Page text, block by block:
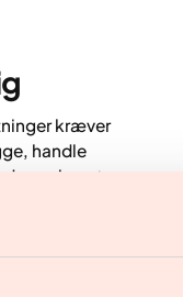
kræver
handle
ønsker et
i andre